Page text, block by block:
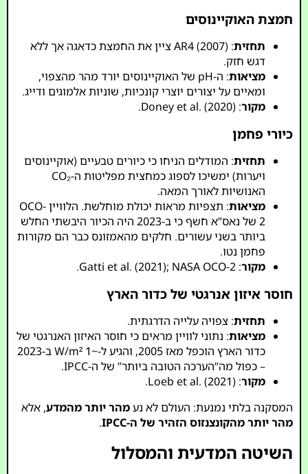
חמצת האוקיינוסים
תחזית
: AR4 (2007) ציין את החמצת כדאגה אך ללא
דגש חזק.
מציאות
: ה-pH של האוקיינוסים יורד מהר מהצפוי,
ומאיים על יצורים יוצרי קונכיות, שוניות אלמוגים ודייג.
מקור: Doney et al. (2020).
כיורי פחמן
תחזית: המודלים הניחו כי כיורים טבעיים (אוקיינוסים
ויערות) ימשיכו לספוג כמחצית מפליטות ה-CO₂
האנושיות לאורך המאה.
מציאות
: תצפיות מראות יכולת מוחלשת. הלוויין OCO-
2 של נאס”א חשף כי ב-2023 היה הכיור היבשתי החלש
ביותר בשני עשורים. חלקים מהאמזונס כבר הם מקורות
פחמן נטו.
מקור: Gatti et al. (2021); NASA OCO-2.
חוסר איזון אנרגטי של כדור הארץ
תחזית: צפויה עלייה הדרגתית.
מציאות: נתוני לוויין מראים כי חוסר האיזון האנרגטי של
כדור הארץ הוכפל מאז 2005, והגיע ל-~1 W/m² ב-2023
– כפול מה”הערכה הטובה ביותר” של ה-IPCC.
מקור: Loeb et al. (2021).
המסקנה בלתי נמנעת: העולם לא נעמהר יותר מהמדע, אלא
מהר יותר מהקונצנזוס הזהיר של ה-IPCC
.
השיטה המדעית והמסלול